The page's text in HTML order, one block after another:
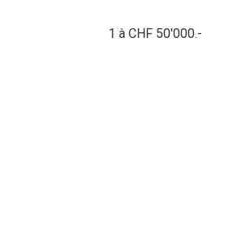
1 à CHF 50'000.-